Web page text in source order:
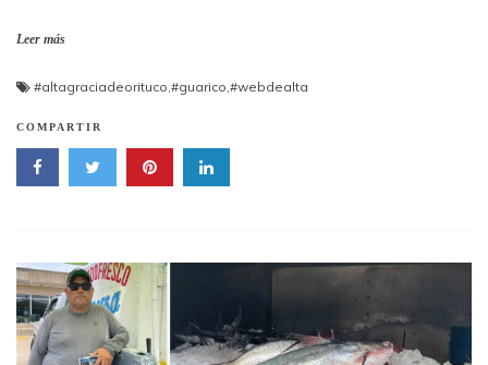
Leer más
#altagraciadeorituco,#guarico,#webdealta
COMPARTIR